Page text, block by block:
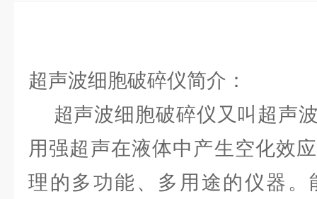
超声波细胞破碎仪简介：
超声波细胞破碎仪又叫超声
用强超声在液体中产生空化效
理的多功能、多用途的仪器。